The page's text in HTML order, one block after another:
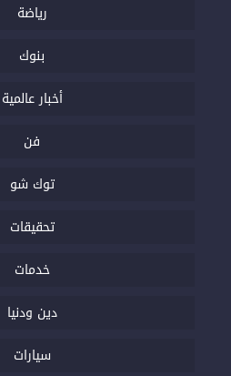
رياضة
بنوك
أخبار عالمية
فن
توك شو
تحقيقات
خدمات
دين ودنيا
سيارات